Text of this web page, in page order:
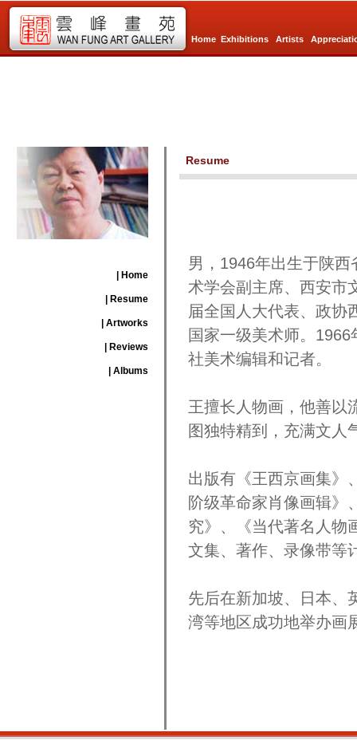
Home Exhibitions Artists
| Home
| Resume
| Artworks
| Reviews
| Albums
Resume
男，1946年出生于陕
术学会副主席、西安市
届全国人大代表、政协
国家一级美术师。
社美术编辑和记者。
王擅长人物画，他善以
图独特精到，充满文人
出版有《王西京画集》
阶级革命家肖像画辑》
究》、《当代著名人物
文集、著作、录像带等
先后在新加坡、日本、
湾等地区成功地举办画